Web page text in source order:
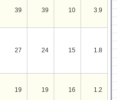
39 39 10 3.9
27 24 15 1.8
19 19 16 1.2